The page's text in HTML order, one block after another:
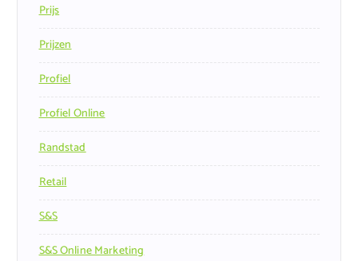
Prijs
Prijzen
Profiel
Profiel Online
Randstad
Retail
S&s
S&s Online Marketing